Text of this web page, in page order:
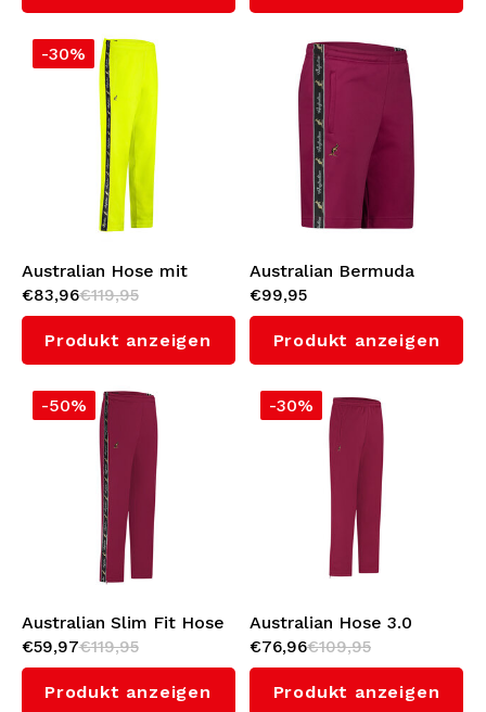
-30%
Australian Hose mit
Schwarzem
Seitenstreifen 3.0
(Sulphure Spring)
€83,96€119,95
Produkt anzeigen
Australian Bermuda
Shorts mit Schwarzem
Seitenstreifen 3.0
(Anemone)
€99,95
Produkt anzeigen
-50%
Australian Slim Fit Hose
mit Schwarzem
Seitenstreifen 3.0
(Anamone)
€59,97€119,95
Produkt anzeigen
-30%
Australian Hose 3.0
(Anemone)
€76,96€109,95
Produkt anzeigen